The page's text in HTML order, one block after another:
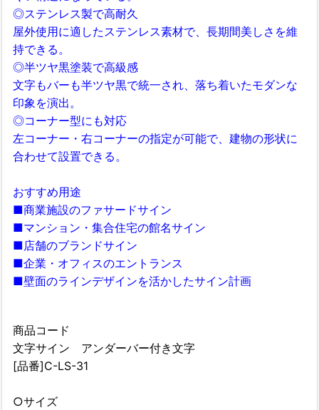
◎ステンレス製で高耐久
屋外使用に適したステンレス素材で、長期間美しさを維
持できる。
◎半ツヤ黒塗装で高級感
文字もバーも半ツヤ黒で統一され、落ち着いたモダンな
印象を演出。
◎コーナー型にも対応
左コーナー・右コーナーの指定が可能で、建物の形状に
合わせて設置できる。
おすすめ用途
■商業施設のファサードサイン
■マンション・集合住宅の館名サイン
■店舗のブランドサイン
■企業・オフィスのエントランス
■壁面のラインデザインを活かしたサイン計画
商品コード
文字サイン アンダーバー付き文字
[品番]C-LS-31
○サイズ